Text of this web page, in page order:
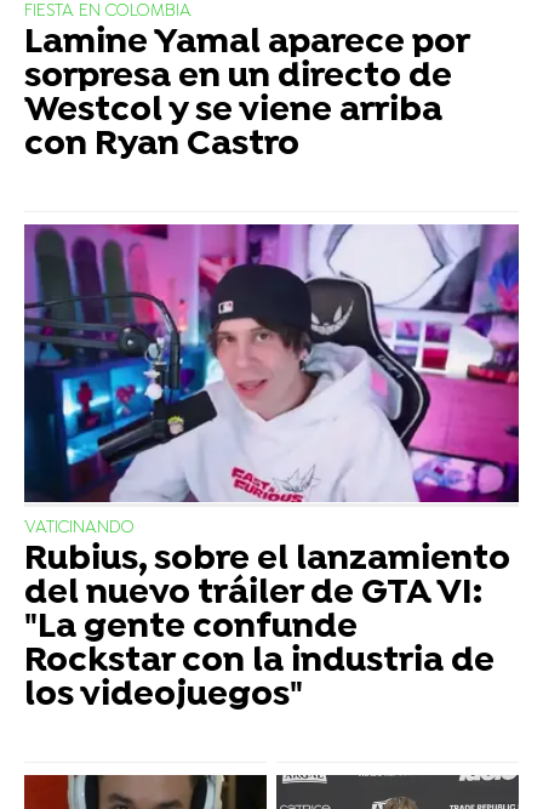
FIESTA EN COLOMBIA
Lamine Yamal aparece por
sorpresa en un directo de
Westcol y se viene arriba
con Ryan Castro
VATICINANDO
Rubius, sobre el lanzamiento
del nuevo tráiler de GTA VI:
"La gente confunde
Rockstar con la industria de
los videojuegos"